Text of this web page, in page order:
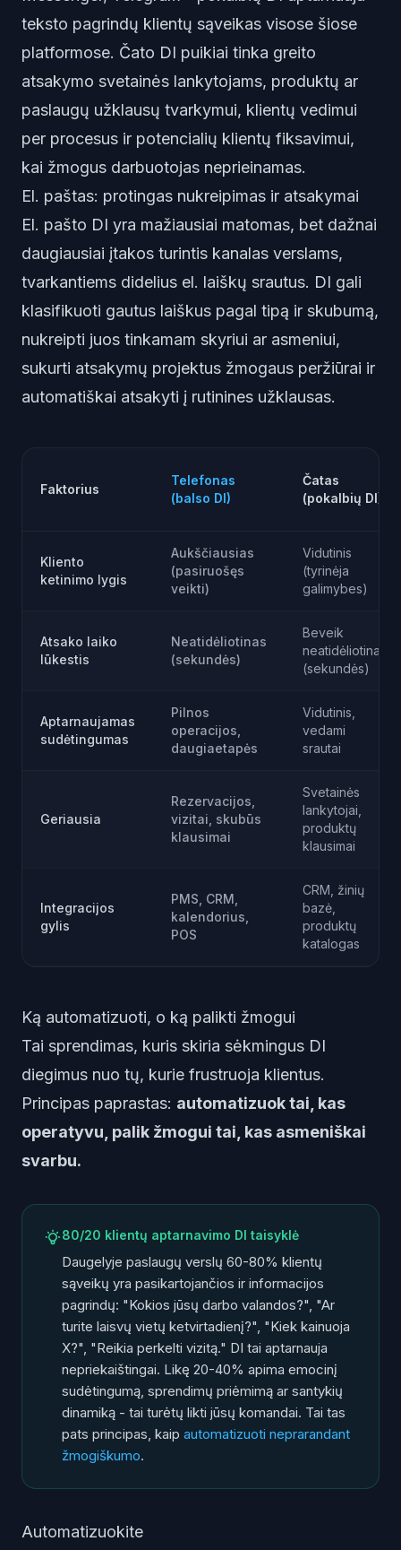
teksto pagrindų klientų sąveikas visose šiose
platformose. Čato DI puikiai tinka greito
atsakymo svetainės lankytojams, produktų ar
paslaugų užklausų tvarkymui, klientų vedimui
per procesus ir potencialių klientų fiksavimui,
kai žmogus darbuotojas neprieinamas.
El. paštas: protingas nukreipimas ir atsakymai
El. pašto DI yra mažiausiai matomas, bet dažnai
daugiausiai įtakos turintis kanalas verslams,
tvarkantiems didelius el. laiškų srautus. DI gali
klasifikuoti gautus laiškus pagal tipą ir skubumą,
nukreipti juos tinkamam skyriui ar asmeniui,
sukurti atsakymų projektus žmogaus peržiūrai ir
automatiškai atsakyti į rutinines užklausas.
Faktorius
Telefonas
(balso DI)
Čatas
(pokalbių DI)
Kliento
ketinimo lygis
Aukščiausias
(pasiruošęs
veikti)
Vidutinis
(tyrinėja
galimybes)
Atsako laiko
lūkestis
Neatidėliotinas
(sekundės)
Beveik
neatidėliotinas
(sekundės)
Aptarnaujamas
sudėtingumas
Pilnos
operacijos,
daugiaetapės
Vidutinis,
vedami
srautai
Geriausia
Rezervacijos,
vizitai, skubūs
klausimai
Svetainės
lankytojai,
produktų
klausimai
Integracijos
gylis
PMS, CRM,
kalendorius,
POS
CRM, žinių
bazė,
produktų
katalogas
Ką automatizuoti, o ką palikti žmogui
Tai sprendimas, kuris skiria sėkmingus DI
diegimus nuo tų, kurie frustruoja klientus.
Principas paprastas: automatizuok tai, kas
operatyvu, palik žmogui tai, kas asmeniškai
svarbu.
80/20 klientų aptarnavimo DI taisyklė
Daugelyje paslaugų verslų 60-80% klientų
sąveikų yra pasikartojančios ir informacijos
pagrindų: "Kokios jūsų darbo valandos?", "Ar
turite laisvų vietų ketvirtadienį?", "Kiek kainuoja
X?", "Reikia perkelti vizitą." DI tai aptarnauja
nepriekaištingai. Likę 20-40% apima emocinį
sudėtingumą, sprendimų priėmimą ar santykių
dinamiką - tai turėtų likti jūsų komandai. Tai tas
pats principas, kaip automatizuoti neprarandant
žmogiškumo.
Automatizuokite